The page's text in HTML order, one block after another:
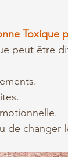
Toxique
peut être
de changer